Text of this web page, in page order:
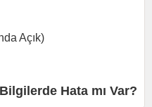
Açık)
Bilgilerde Hata mı Var?